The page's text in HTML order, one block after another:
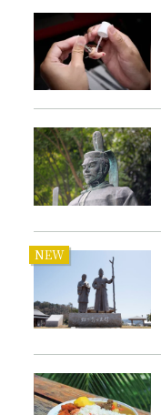
NEW